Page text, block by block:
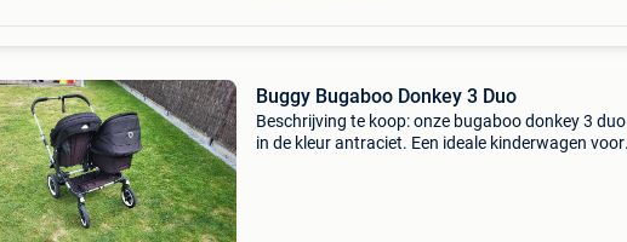
Buggy Bugaboo Donkey 3 Duo
Beschrijving te koop: onze bugaboo donkey 3 duo
in de kleur antraciet. Een ideale kinderwagen voor